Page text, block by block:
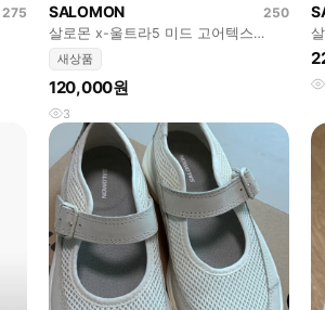
275
SALOMON
250
살로몬 x-울트라5 미드 고어텍스
250mm 새제품
새상품
120,000원
3